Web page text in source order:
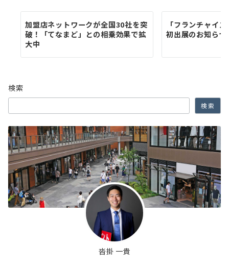
加盟店ネットワークが全国30社を突
破！「てなまど」との相乗効果で拡
大中
「フランチャイ
初出展のお知らせ
検索
検索
沓掛 一貴